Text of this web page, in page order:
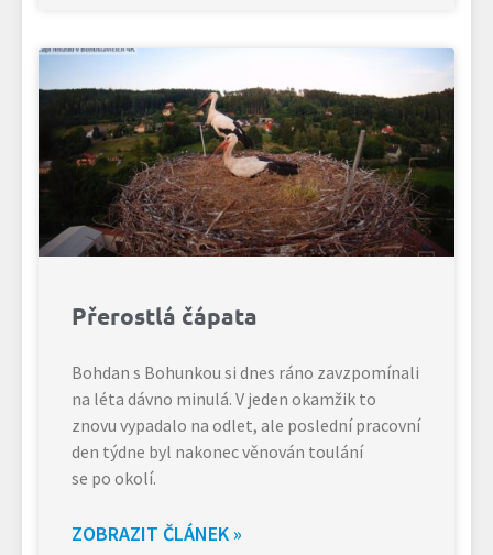
Přerostlá čápata
Bohdan s Bohunkou si dnes ráno zavzpomínali
na léta dávno minulá. V jeden okamžik to
znovu vypadalo na odlet, ale poslední pracovní
den týdne byl nakonec věnován toulání
se po okolí.
ZOBRAZIT ČLÁNEK »